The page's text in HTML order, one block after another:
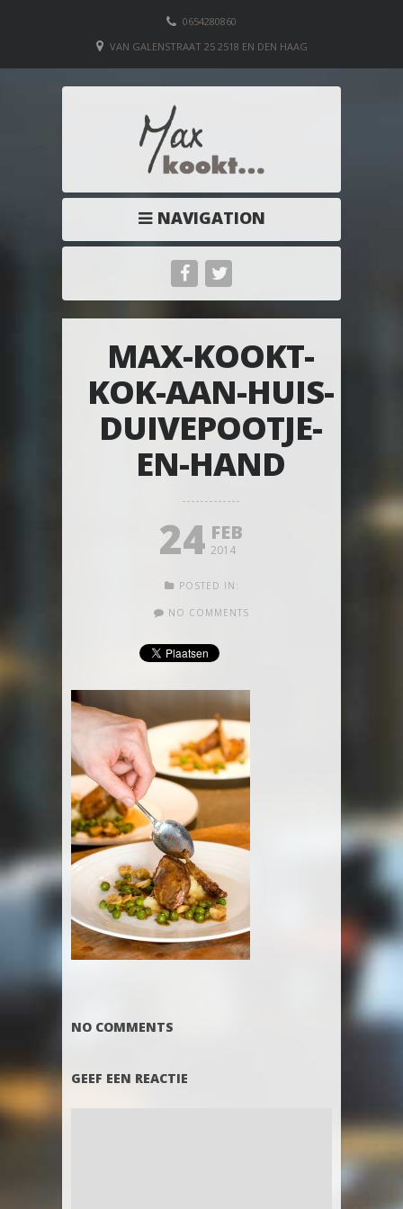
0654280860
VAN GALENSTRAAT 25 2518 EN DEN HAAG
NAVIGATION
MAX-KOOKT-
KOK-AAN-HUIS-
DUIVEPOOTJE-
EN-HAND
24 FEB
2014
POSTED IN:
NO COMMENTS
NO COMMENTS
GEEF EEN REACTIE